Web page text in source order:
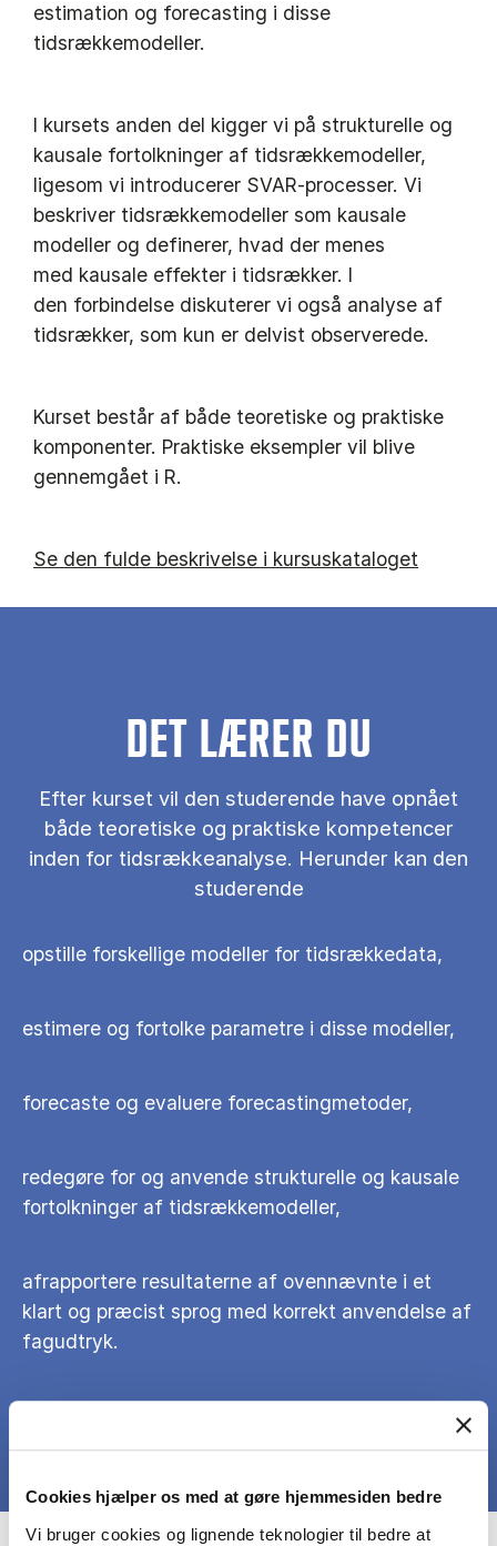
Cookies hjælper os med at gøre hjemmesiden bedre
Vi bruger cookies og lignende teknologier til bedre at
estimation og forecasting i disse
tidsrækkemodeller.
I kursets anden del kigger vi på strukturelle og
kausale fortolkninger af tidsrækkemodeller,
ligesom vi introducerer SVAR-processer. Vi
beskriver tidsrækkemodeller som kausale
modeller og definerer, hvad der menes
med kausale effekter i tidsrækker. I
den forbindelse diskuterer vi også analyse af
tidsrækker, som kun er delvist observerede.
Kurset består af både teoretiske og praktiske
komponenter. Praktiske eksempler vil blive
gennemgået i R.
Se den fulde beskrivelse i kursuskataloget
DET LÆRER DU
Efter kurset vil den studerende have opnået
både teoretiske og praktiske kompetencer
inden for tidsrækkeanalyse. Herunder kan den
studerende
opstille forskellige modeller for tidsrækkedata,
estimere og fortolke parametre i disse modeller,
forecaste og evaluere forecastingmetoder,
redegøre for og anvende strukturelle og kausale
fortolkninger af tidsrækkemodeller,
afrapportere resultaterne af ovennævnte i et
klart og præcist sprog med korrekt anvendelse af
fagudtryk.